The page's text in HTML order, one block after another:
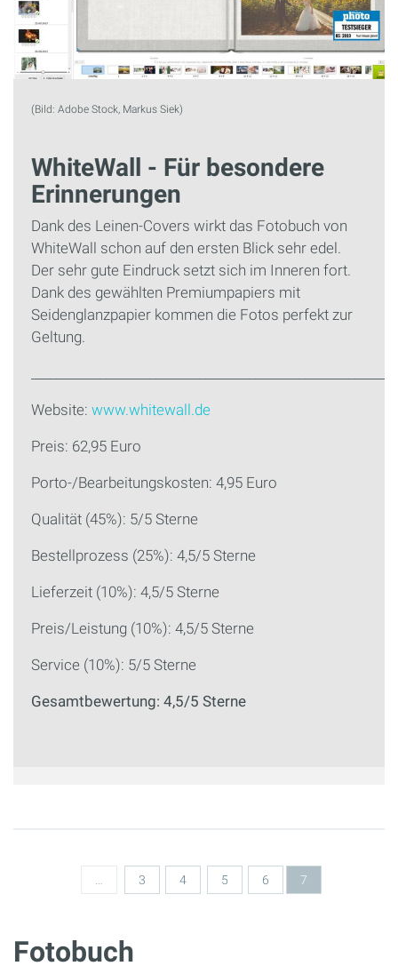
(Bild: Adobe Stock, Markus Siek)
WhiteWall - Für besondere
Erinnerungen
Dank des Leinen-Covers wirkt das Fotobuch von
WhiteWall schon auf den ersten Blick sehr edel.
Der sehr gute Eindruck setzt sich im Inneren fort.
Dank des gewählten Premiumpapiers mit
Seidenglanzpapier kommen die Fotos perfekt zur
Geltung.
Website: www.whitewall.de
Preis: 62,95 Euro
Porto-/Bearbeitungskosten: 4,95 Euro
Qualität (45%): 5/5 Sterne
Bestellprozess (25%): 4,5/5 Sterne
Lieferzeit (10%): 4,5/5 Sterne
Preis/Leistung (10%): 4,5/5 Sterne
Service (10%): 5/5 Sterne
Gesamtbewertung: 4,5/5 Sterne
Seiten
3 4 5 6 7
Fotobuch